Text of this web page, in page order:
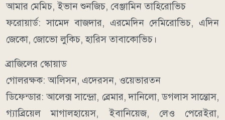
আমার মেমিচ, ইভান শুনজিচ, বেঞ্জামিন তাহিরোভিচ
ফরোয়ার্ড: সামেদ বাজদার, এরমেদিন দেমিরোভিচ, এদিন
জেকো, জোভো লুকিচ, হারিস তাবাকোভিচ।
ব্রাজিলের স্কোয়াড
গোলরক্ষক: আলিসন, এদেরসন, ওয়েভারতন
ডিফেন্ডার: আলেক্স সান্দ্রো, ব্রেমার, দানিলো, ডগলাস সান্তোস,
গ্যাব্রিয়েল মাগালহায়েস, ইবানিয়েজ, লেও পেরেইরা,